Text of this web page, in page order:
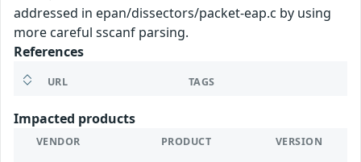
addressed in epan/dissectors/packet-eap.c by using
more careful sscanf parsing.
References
URL TAGS
Impacted products
VENDOR PRODUCT VERSION